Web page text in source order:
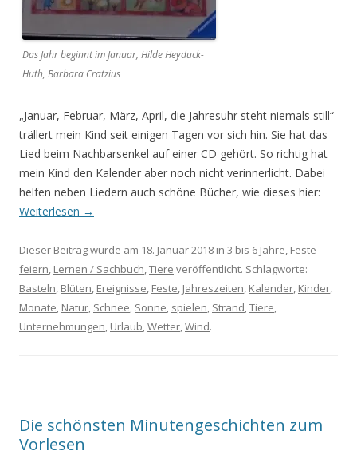
Das Jahr beginnt im Januar, Hilde Heyduck-
Huth, Barbara Cratzius
„Januar, Februar, März, April, die Jahresuhr steht niemals still“
trällert mein Kind seit einigen Tagen vor sich hin. Sie hat das
Lied beim Nachbarsenkel auf einer CD gehört. So richtig hat
mein Kind den Kalender aber noch nicht verinnerlicht. Dabei
helfen neben Liedern auch schöne Bücher, wie dieses hier:
Weiterlesen →
Dieser Beitrag wurde am 18. Januar 2018 in 3 bis 6 Jahre, Feste
feiern, Lernen / Sachbuch,Tiere veröffentlicht. Schlagworte:
Basteln, Blüten, Ereignisse, Feste, Jahreszeiten, Kalender, Kinder,
Monate, Natur, Schnee, Sonne, spielen, Strand,Tiere,
Unternehmungen, Urlaub,Wetter,Wind.
Die schönsten Minutengeschichten zum
Vorlesen